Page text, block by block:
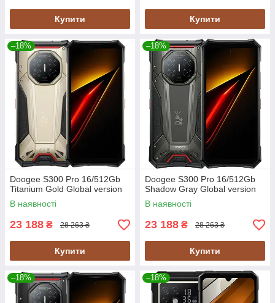
Купити Купити
–18%
Doogee S300 Pro 16/512Gb
Titanium Gold Global version
В наявності
23 188 ₴ 28 263 ₴
Купити
–18%
Doogee S300 Pro 16/512Gb
Shadow Gray Global version
В наявності
23 188 ₴ 28 263 ₴
Купити
–18% –18%